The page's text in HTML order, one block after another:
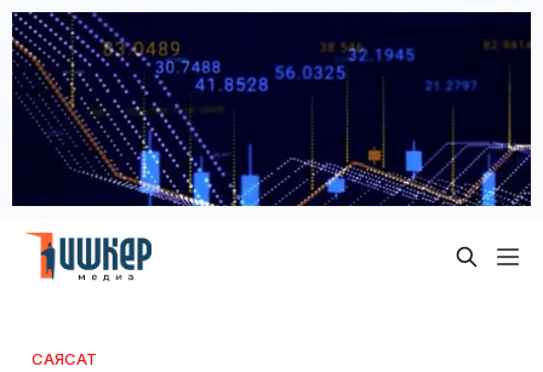
САЯСАТ